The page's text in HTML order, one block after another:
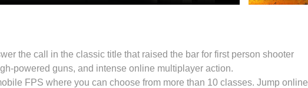
the call in the classic title that raised the bar for first person shooter
powered guns, and intense online multiplayer action.
FPS where you can choose from more than 10 classes. Jump online